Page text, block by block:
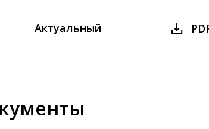
Актуальный